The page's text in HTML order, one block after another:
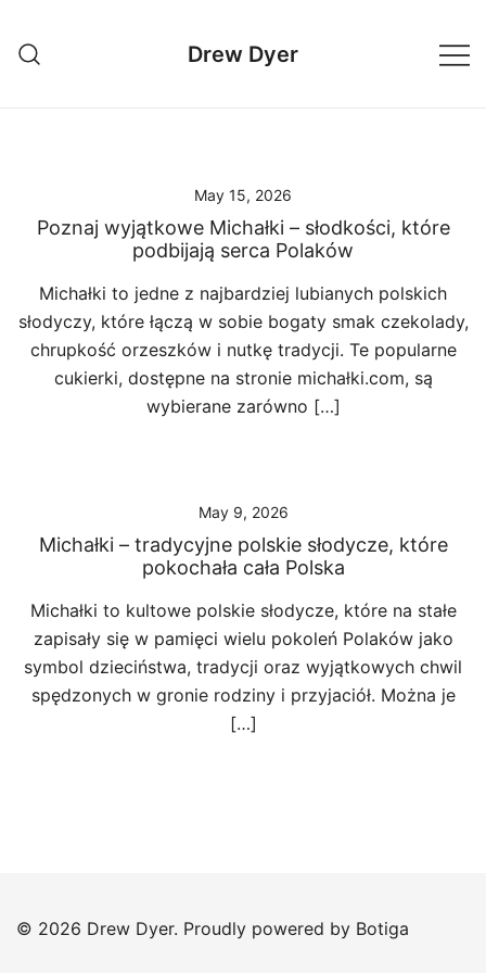
content
Drew Dyer
May 15, 2026
Poznaj wyjątkowe Michałki – słodkości, które
podbijają serca Polaków
Michałki to jedne z najbardziej lubianych polskich
słodyczy, które łączą w sobie bogaty smak czekolady,
chrupkość orzeszków i nutkę tradycji. Te popularne
cukierki, dostępne na stronie michałki.com, są
wybierane zarówno […]
May 9, 2026
Michałki – tradycyjne polskie słodycze, które
pokochała cała Polska
Michałki to kultowe polskie słodycze, które na stałe
zapisały się w pamięci wielu pokoleń Polaków jako
symbol dzieciństwa, tradycji oraz wyjątkowych chwil
spędzonych w gronie rodziny i przyjaciół. Można je
[…]
© 2026 Drew Dyer. Proudly powered by Botiga